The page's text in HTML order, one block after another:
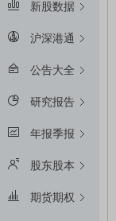
新股数据
沪深港通
公告大全
研究报告
年报季报
股东股本
期货期权